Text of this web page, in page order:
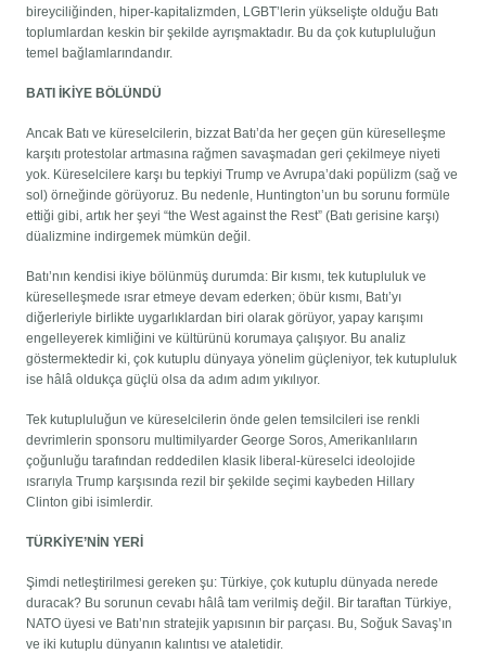
bireyciliğinden, hiper-kapitalizmden, LGBT’lerin yükselişte olduğu Batı
toplumlardan keskin bir şekilde ayrışmaktadır. Bu da çok kutupluluğun
temel bağlamlarındandır.
BATI İKİYE BÖLÜNDÜ
Ancak Batı ve küreselcilerin, bizzat Batı’da her geçen gün küreselleşme
karşıtı protestolar artmasına rağmen savaşmadan geri çekilmeye niyeti
yok. Küreselcilere karşı bu tepkiyi Trump ve Avrupa’daki popülizm (sağ ve
sol) örneğinde görüyoruz. Bu nedenle, Huntington’un bu sorunu formüle
ettiği gibi, artık her şeyi “the West against the Rest” (Batı gerisine karşı)
düalizmine indirgemek mümkün değil.
Batı’nın kendisi ikiye bölünmüş durumda: Bir kısmı, tek kutupluluk ve
küreselleşmede ısrar etmeye devam ederken; öbür kısmı, Batı’yı
diğerleriyle birlikte uygarlıklardan biri olarak görüyor, yapay karışımı
engelleyerek kimliğini ve kültürünü korumaya çalışıyor. Bu analiz
göstermektedir ki, çok kutuplu dünyaya yönelim güçleniyor, tek kutupluluk
ise hâlâ oldukça güçlü olsa da adım adım yıkılıyor.
Tek kutupluluğun ve küreselcilerin önde gelen temsilcileri ise renkli
devrimlerin sponsoru multimilyarder George Soros, Amerikanlıların
çoğunluğu tarafından reddedilen klasik liberal-küreselci ideolojide
ısrarıyla Trump karşısında rezil bir şekilde seçimi kaybeden Hillary
Clinton gibi isimlerdir.
TÜRKİYE’NİN YERİ
Şimdi netleştirilmesi gereken şu: Türkiye, çok kutuplu dünyada nerede
duracak? Bu sorunun cevabı hâlâ tam verilmiş değil. Bir taraftan Türkiye,
NATO üyesi ve Batı’nın stratejik yapısının bir parçası. Bu, Soğuk Savaş’ın
ve iki kutuplu dünyanın kalıntısı ve ataletidir.